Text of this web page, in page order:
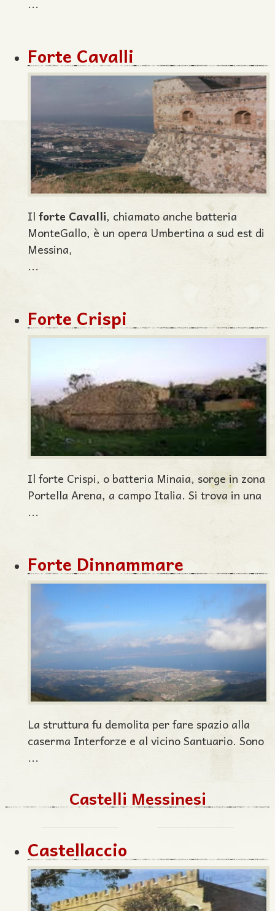
Forte Cavalli
Il forte Cavalli, chiamato anche batteria
MonteGallo, è un opera Umbertina a sud est di
Messina,
...
Forte Crispi
Il forte Crispi, o batteria Minaia, sorge in zona
Portella Arena, a campo Italia. Si trova in una
...
Forte Dinnammare
La struttura fu demolita per fare spazio alla
caserma Interforze e al vicino Santuario. Sono
...
Castelli Messinesi
Castellaccio